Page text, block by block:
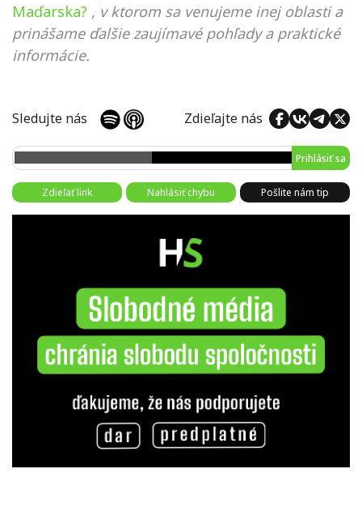
Maďarska? , v ktorom sa venujeme inej oblasti a
prinášame ďalšie zaujímavé pohľady a praktické
informácie.
Sledujte nás Zdieľajte nás
Prihlásiť sa
Zdieľať link Nahlásiť chybu Pošlite nám tip